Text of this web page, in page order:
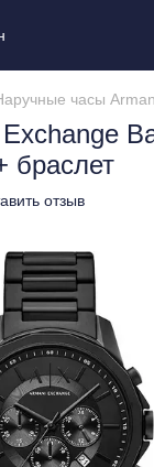
часы
браслет
отзыв